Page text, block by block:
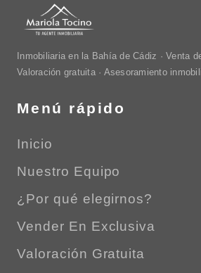
Inmobiliaria en la Bahía de Cádiz · Venta
Valoración gratuita · Asesoramiento
Menú rápido
Inicio
Nuestro Equipo
¿Por qué elegirnos?
Vender En Exclusiva
Valoración Gratuita